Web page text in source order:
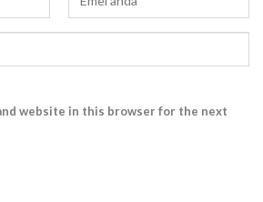
website in this browser for the next